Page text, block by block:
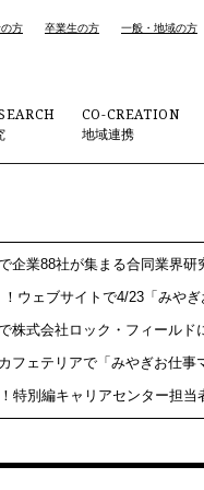
方 卒業生の方 一般・地域の方
CO-CREATION
地域連携